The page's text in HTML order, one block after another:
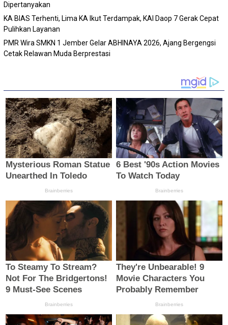
Dipertanyakan
KA BIAS Terhenti, Lima KA Ikut Terdampak, KAI Daop 7 Gerak Cepat
Pulihkan Layanan
PMR Wira SMKN 1 Jember Gelar ABHINAYA 2026, Ajang Bergengsi
Cetak Relawan Muda Berprestasi